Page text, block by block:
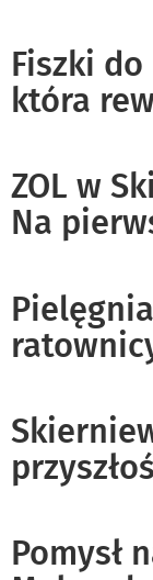
Fiszki
która
ZOL w
Na
Pomysł